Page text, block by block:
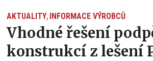
AKTUALITY, INFORMACE VÝROBCŮ
Vhodné řešení
konstrukcí z lešení